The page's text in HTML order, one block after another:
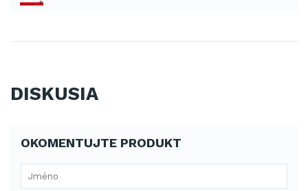
DISKUSIA
OKOMENTUJTE PRODUKT